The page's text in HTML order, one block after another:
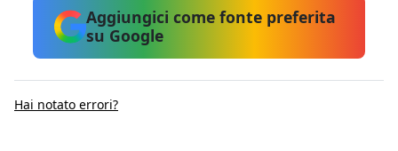
Aggiungici come fonte preferita
su Google
Hai notato errori?